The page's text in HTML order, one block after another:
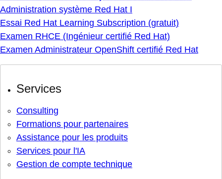
Administration système Red Hat I
Essai Red Hat Learning Subscription (gratuit)
Examen RHCE (Ingénieur certifié Red Hat)
Examen Administrateur OpenShift certifié Red Hat
Services
Consulting
Formations pour partenaires
Assistance pour les produits
Services pour l'IA
Gestion de compte technique